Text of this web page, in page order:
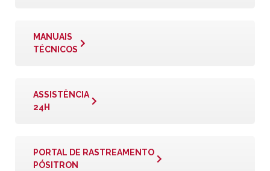
MANUAIS
TÉCNICOS
ASSISTÊNCIA
24H
PORTAL DE RASTREAMENTO
PÓSITRON